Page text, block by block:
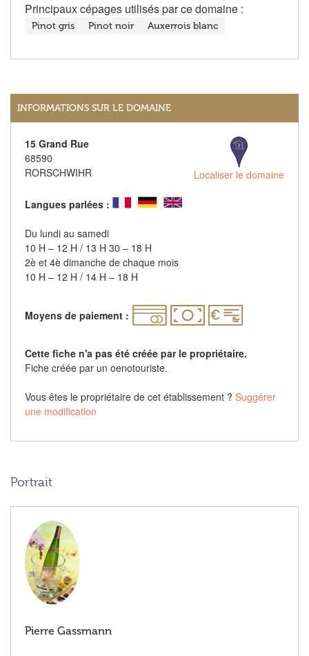
Principaux cépages utilisés par ce domaine :
Pinot gris Pinot noir Auxerrois blanc
INFORMATIONS SUR LE DOMAINE
15 Grand Rue
68590
RORSCHWIHR
Localiser le domaine
Langues parlées :
Du lundi au samedi
10 H – 12 H / 13 H 30 – 18 H
2è et 4è dimanche de chaque mois
10 H – 12 H / 14 H – 18 H
Moyens de paiement :
Cette fiche n'a pas été créée par le propriétaire.
Fiche créée par un oenotouriste.
Vous êtes le propriétaire de cet établissement ? Suggérer
une modification
Portrait
Pierre Gassmann